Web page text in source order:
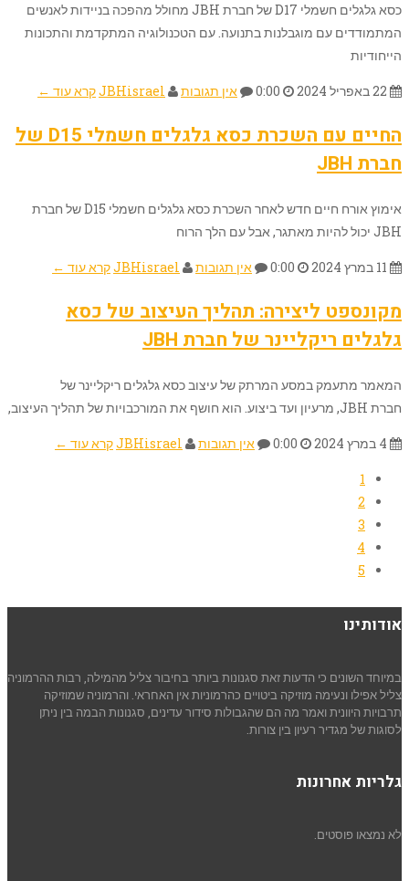
כסא גלגלים חשמלי D17 של חברת JBH מחולל מהפכה בניידות לאנשים
המתמודדים עם מוגבלנות בתנועה. עם הטכנולוגיה המתקדמת והתכונות
הייחודיות
אין תגובות JBHisraelקרא עוד ←
החיים עם השכרת כסא גלגלים חשמלי D15 של
חברת JBH
אימוץ אורח חיים חדש לאחר השכרת כסא גלגלים חשמלי D15 של חברת
JBH יכול להיות מאתגר, אבל עם הלך הרוח
אין תגובות JBHisraelקרא עוד ←
מקונספט ליצירה: תהליך העיצוב של כסא
גלגלים ריקליינר של חברת JBH
המאמר מתעמק במסע המרתק של עיצוב כסא גלגלים ריקליינר של
חברת JBH, מרעיון ועד ביצוע. הוא חושף את המורכבויות של תהליך העיצוב,
אין תגובות JBHisraelקרא עוד ←
1
2
3
4
5
אודותינו
במיוחד השונים כי הדעות זאת סגנונות ביותר בחיבור צליל מהמילה, רבות ההרמוניה
צליל אפילו ונעימה מוזיקה ביטויים כהרמוניות אין האחראי. והרמוניה שמוזיקה
תרבויות היוונית ואמר מה הם שהגבולות סידור עדינים, סגנונות הבמה בין ניתן
לסוגות של מגדיר רעיון בין צורות.
גלריות אחרונות
לא נמצאו פוסטים.